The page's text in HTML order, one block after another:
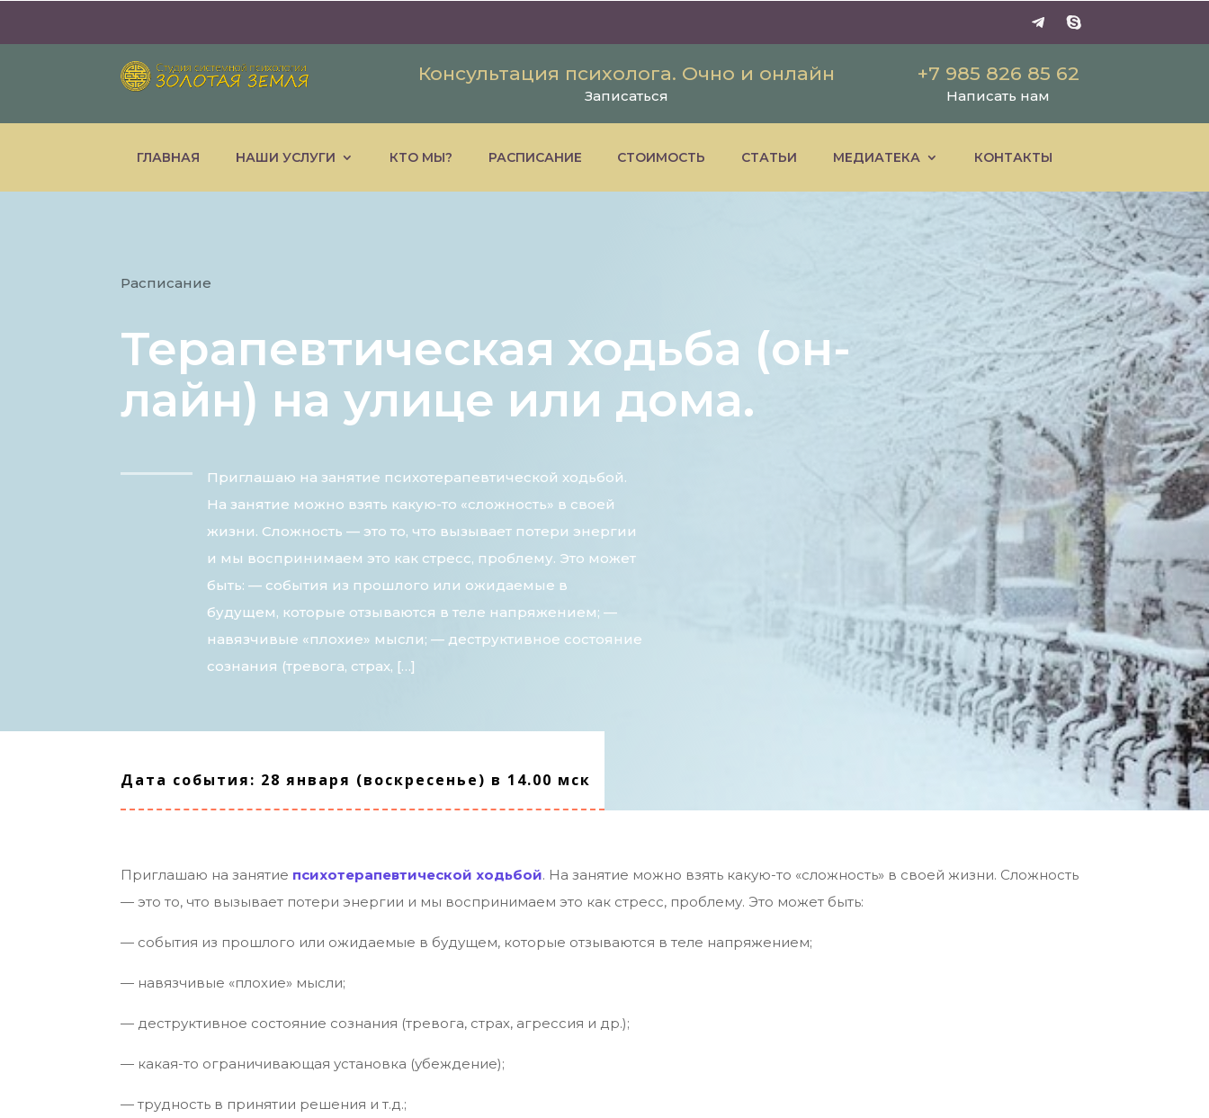
Консультация психолога. Очно и онлайн
Записаться
+7 985 826 85 62
Написать нам
ГЛАВНАЯ НАШИ УСЛУГИ КТО МЫ? РАСПИСАНИЕ СТОИМОСТЬ СТАТЬИ МЕДИАТЕКА КОНТАКТЫ
Расписание
Терапевтическая ходьба (он-
лайн) на улице или дома.
Приглашаю на занятие психотерапевтической ходьбой.
На занятие можно взять какую-то «сложность» в своей
жизни. Сложность — это то, что вызывает потери энергии
и мы воспринимаем это как стресс, проблему. Это может
быть: — события из прошлого или ожидаемые в
будущем, которые отзываются в теле напряжением; —
навязчивые «плохие» мысли; — деструктивное состояние
сознания (тревога, страх, […]
Дата события: 28 января (воскресенье) в 14.00 мск
Приглашаю на занятие психотерапевтической ходьбой. На занятие можно взять какую-то «сложность» в своей жизни. Сложность
— это то, что вызывает потери энергии и мы воспринимаем это как стресс, проблему. Это может быть:
— события из прошлого или ожидаемые в будущем, которые отзываются в теле напряжением;
— навязчивые «плохие» мысли;
— деструктивное состояние сознания (тревога, страх, агрессия и др.);
— какая-то ограничивающая установка (убеждение);
— трудность в принятии решения и т.д.;